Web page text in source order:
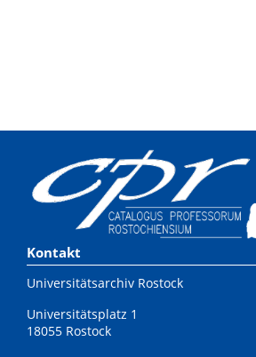
Kontakt
Universitätsarchiv Rostock
Universitätsplatz 1
18055 Rostock